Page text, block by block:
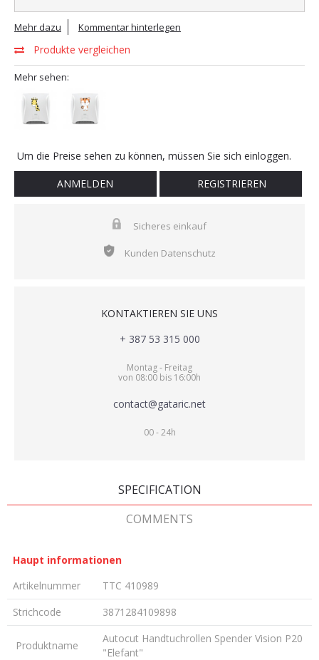
Mehr dazu Kommentar hinterlegen
Produkte vergleichen
Mehr sehen:
Um die Preise sehen zu können, müssen Sie sich einloggen.
ANMELDEN REGISTRIEREN
Sicheres einkauf
Kunden Datenschutz
KONTAKTIEREN SIE UNS
+ 387 53 315 000
Montag - Freitag
von 08:00 bis 16:00h
contact@gataric.net
00 - 24h
SPECIFICATION
COMMENTS
Haupt informationen
Artikelnummer
TTC 410989
Strichcode
3871284109898
Produktname
Autocut Handtuchrollen Spender Vision P20
"Elefant"